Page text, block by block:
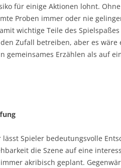
für einige Aktionen lohnt.
Proben immer oder nie
wichtige Teile des
Zufall betreiben, aber es wäre
gemeinsames Erzählen als auf
Spieler bedeutungsvolle
die Szene auf eine
akribisch geplant.